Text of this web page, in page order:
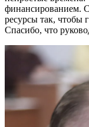
финансированием.
ресурсы так, чтобы
Спасибо, что